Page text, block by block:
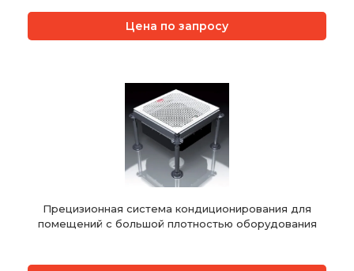
Цена по запросу
Прецизионная система кондиционирования для
помещений с большой плотностью оборудования